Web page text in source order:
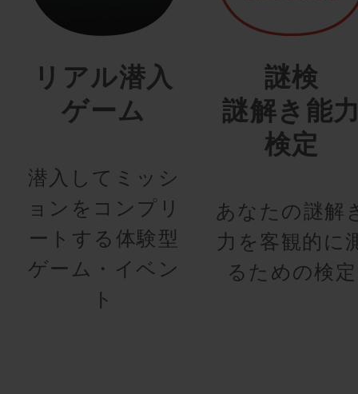
リアル潜入
ゲーム
潜入してミッシ
ョンをコンプリ
ートする体験型
ゲーム・イベン
ト
謎検
謎解き能
検定
あなたの謎解
力を客観的に
るための検定